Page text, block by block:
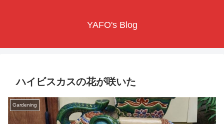
YAFO's Blog
ハイビスカスの花が咲いた
Gardening